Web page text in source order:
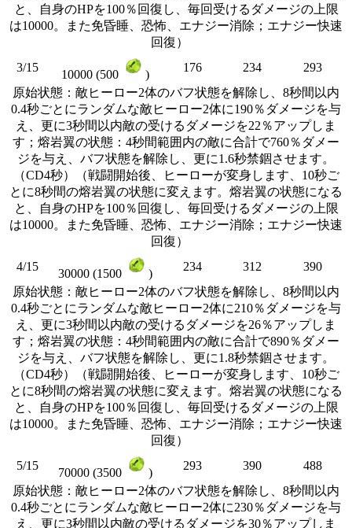
と、自身のHPを100％回復し、毎回受けるダメージの上限
は10000。また免昏睡、恐怖、エナジー消除；エナジー快速
回復）
3/15
10000 (500 )
176 234
293
原始状態：敵ヒーロー2体のバフ状態を解除し、8秒間以内
0.4秒ごとにランダムな敵ヒーロー2体に190％ダメージを与
え、更に3秒間以内敵の受けるダメージを22％アップしま
す；熔岩翼の状態：4秒間範囲内の敵に合計で760％ダメー
ジを与え、バフ状態を解除し、更に1.6秒禁錮させます。
（CD4秒）（戦闘開始後、ヒーローが変身します、10秒ご
とに8秒間の熔岩翼の状態に変えます。熔岩翼の状態になる
と、自身のHPを100％回復し、毎回受けるダメージの上限
は10000。また免昏睡、恐怖、エナジー消除；エナジー快速
回復）
4/15
30000 (1500 )
234 312
390
原始状態：敵ヒーロー2体のバフ状態を解除し、8秒間以内
0.4秒ごとにランダムな敵ヒーロー2体に210％ダメージを与
え、更に3秒間以内敵の受けるダメージを26％アップしま
す；熔岩翼の状態：4秒間範囲内の敵に合計で890％ダメー
ジを与え、バフ状態を解除し、更に1.8秒禁錮させます。
（CD4秒）（戦闘開始後、ヒーローが変身します、10秒ご
とに8秒間の熔岩翼の状態に変えます。熔岩翼の状態になる
と、自身のHPを100％回復し、毎回受けるダメージの上限
は10000。また免昏睡、恐怖、エナジー消除；エナジー快速
回復）
5/15
70000 (3500 )
293 390
488
原始状態：敵ヒーロー2体のバフ状態を解除し、8秒間以内
0.4秒ごとにランダムな敵ヒーロー2体に230％ダメージを与
え、更に3秒間以内敵の受けるダメージを30％アップしま